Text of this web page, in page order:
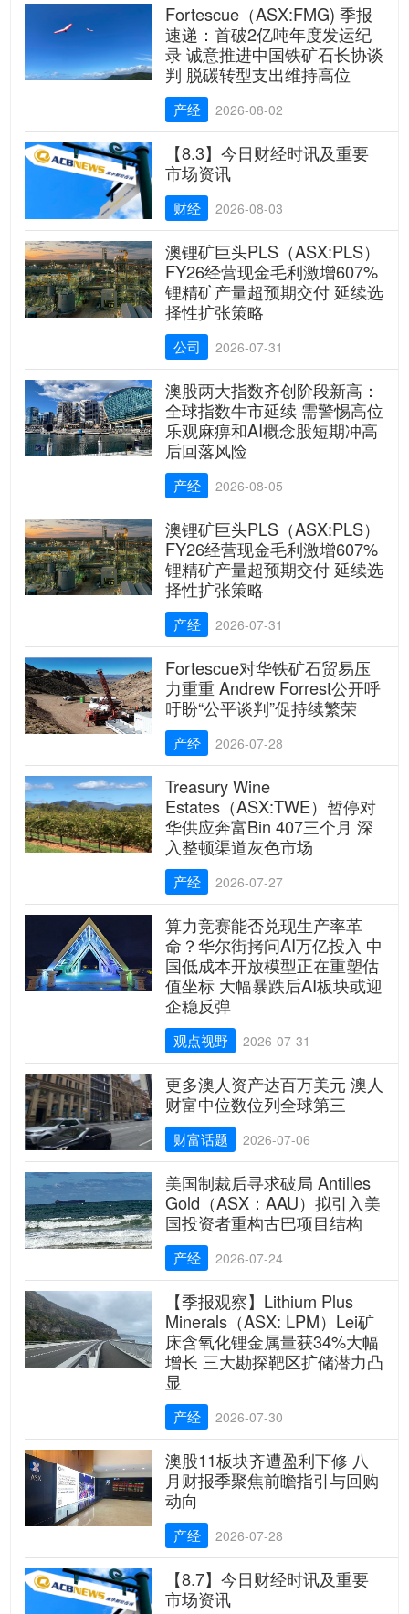
Fortescue（ASX:FMG) 季报
速递：首破2亿吨年度发运纪
录 诚意推进中国铁矿石长协谈
判 脱碳转型支出维持高位
产经 2026-08-02
【8.3】今日财经时讯及重要
市场资讯
财经 2026-08-03
澳锂矿巨头PLS（ASX:PLS）
FY26经营现金毛利激增607%
锂精矿产量超预期交付 延续选
择性扩张策略
公司 2026-07-31
澳股两大指数齐创阶段新高：
全球指数牛市延续 需警惕高位
乐观麻痹和AI概念股短期冲高
后回落风险
产经 2026-08-05
澳锂矿巨头PLS（ASX:PLS）
FY26经营现金毛利激增607%
锂精矿产量超预期交付 延续选
择性扩张策略
产经 2026-07-31
Fortescue对华铁矿石贸易压
力重重 Andrew Forrest公开呼
吁盼“公平谈判”促持续繁荣
产经 2026-07-28
Treasury Wine
Estates（ASX:TWE）暂停对
华供应奔富Bin 407三个月 深
入整顿渠道灰色市场
产经 2026-07-27
算力竞赛能否兑现生产率革
命？华尔街拷问AI万亿投入 中
国低成本开放模型正在重塑估
值坐标 大幅暴跌后AI板块或迎
企稳反弹
观点视野 2026-07-31
更多澳人资产达百万美元 澳人
财富中位数位列全球第三
财富话题 2026-07-06
美国制裁后寻求破局 Antilles
Gold（ASX：AAU）拟引入美
国投资者重构古巴项目结构
产经 2026-07-24
【季报观察】Lithium Plus
Minerals（ASX: LPM）Lei矿
床含氧化锂金属量获34%大幅
增长 三大勘探靶区扩储潜力凸
显
产经 2026-07-30
澳股11板块齐遭盈利下修 八
月财报季聚焦前瞻指引与回购
动向
产经 2026-07-28
【8.7】今日财经时讯及重要
市场资讯